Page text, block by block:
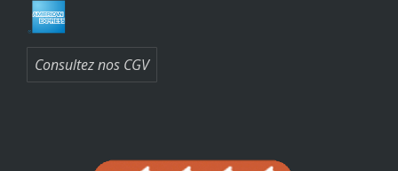
Consultez nos CGV